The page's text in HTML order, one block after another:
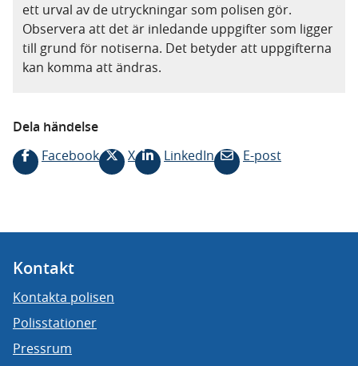
ett urval av de utryckningar som polisen gör.
Observera att det är inledande uppgifter som ligger
till grund för notiserna. Det betyder att uppgifterna
kan komma att ändras.
Dela händelse
Facebook
X LinkedIn E-post
Kontakt
Kontakta polisen
Polisstationer
Pressrum